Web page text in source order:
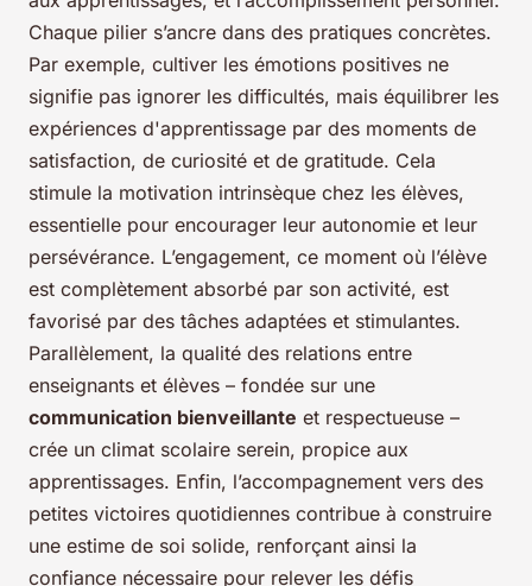
Chaque pilier s’ancre dans des pratiques concrètes.
Par exemple, cultiver les émotions positives ne
signifie pas ignorer les difficultés, mais équilibrer les
expériences d'apprentissage par des moments de
satisfaction, de curiosité et de gratitude. Cela
stimule la motivation intrinsèque chez les élèves,
essentielle pour encourager leur autonomie et leur
persévérance. L’engagement, ce moment où l’élève
est complètement absorbé par son activité, est
favorisé par des tâches adaptées et stimulantes.
Parallèlement, la qualité des relations entre
enseignants et élèves – fondée sur une
communication bienveillante et respectueuse –
crée un climat scolaire serein, propice aux
apprentissages. Enfin, l’accompagnement vers des
petites victoires quotidiennes contribue à construire
une estime de soi solide, renforçant ainsi la
confiance nécessaire pour relever les défis